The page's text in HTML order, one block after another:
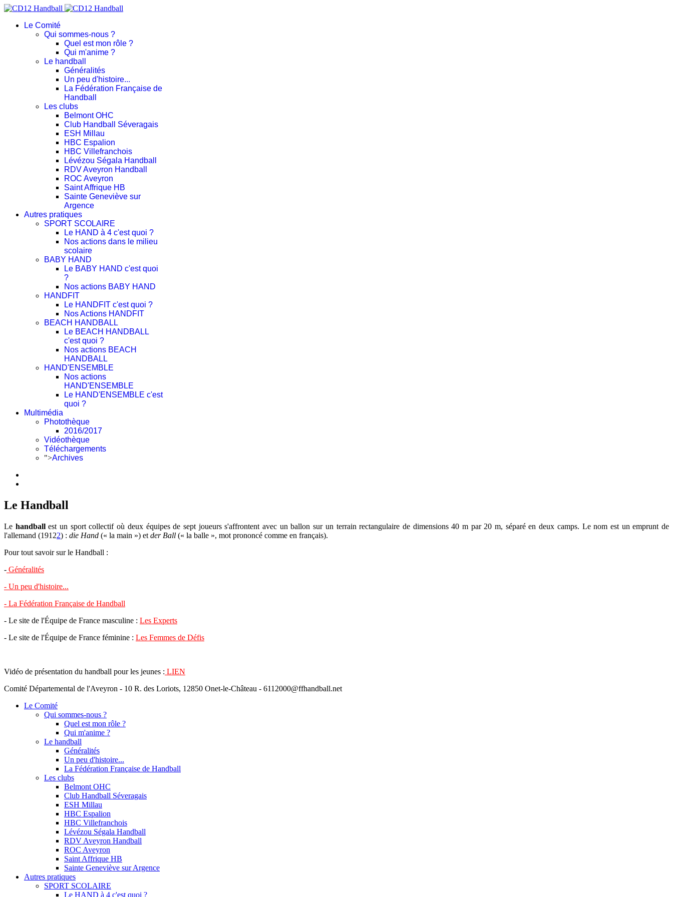
Le Comité
Qui sommes-nous ?
Quel est mon rôle ?
Qui m'anime ?
Le handball
Généralités
Un peu d'histoire...
La Fédération Française de
Handball
Les clubs
Belmont OHC
Club Handball Séveragais
ESH Millau
HBC Espalion
HBC Villefranchois
Lévézou Ségala Handball
RDV Aveyron Handball
ROC Aveyron
Saint Affrique HB
Sainte Geneviève sur
Argence
Autres pratiques
SPORT SCOLAIRE
Le HAND à 4 c'est quoi ?
Nos actions dans le milieu
scolaire
BABY HAND
Le BABY HAND c'est quoi
?
Nos actions BABY HAND
HANDFIT
Le HANDFIT c'est quoi ?
Nos Actions HANDFIT
BEACH HANDBALL
Le BEACH HANDBALL
c'est quoi ?
Nos actions BEACH
HANDBALL
HAND'ENSEMBLE
Nos actions
HAND'ENSEMBLE
Le HAND'ENSEMBLE c'est
quoi ?
Multimédia
Photothèque
2016/2017
Vidéothèque
Téléchargements
">Archives
Le Handball
Le handballest un sport collectif où deux équipes de sept joueurs s'affrontent avec un ballon sur un terrain rectangulaire de dimensions40 m par 20 m, séparé en deux camps. Le nom est un emprunt de
l'allemand (19122) : die Hand (« la main ») et der Ball (« la balle », mot prononcé comme en français).
Pour tout savoir sur le Handball :
- Généralités
- Un peu d'histoire...
- La Fédération Française de Handball
- Le site de l'Équipe de France masculine : Les Experts
- Le site de l'Équipe de France féminine : Les Femmes de Défis
Vidéo de présentation du handball pour les jeunes : LIEN
Comité Départemental de l'Aveyron - 10 R. des Loriots, 12850 Onet-le-Château - 6112000@ffhandball.net
Le Comité
Qui sommes-nous ?
Quel est mon rôle ?
Qui m'anime ?
Le handball
Généralités
Un peu d'histoire...
La Fédération Française de Handball
Les clubs
Belmont OHC
Club Handball Séveragais
ESH Millau
HBC Espalion
HBC Villefranchois
Lévézou Ségala Handball
RDV Aveyron Handball
ROC Aveyron
Saint Affrique HB
Sainte Geneviève sur Argence
Autres pratiques
SPORT SCOLAIRE
Le HAND à 4 c'est quoi ?